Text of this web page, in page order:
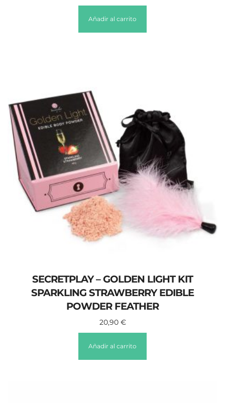
Añadir al carrito
SECRETPLAY – GOLDEN LIGHT KIT
SPARKLING STRAWBERRY EDIBLE
POWDER FEATHER
20,90 €
Añadir al carrito